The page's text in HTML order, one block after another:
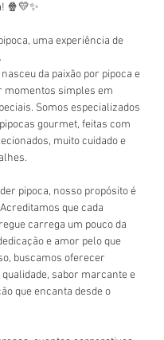
🍿💛✨
uma experiência de
da paixão por pipoca e
simples em
Somos especializados
gourmet, feitas com
muito cuidado e
pipoca, nosso propósito é
que cada
carrega um pouco da
e amor pelo que
buscamos oferecer
sabor marcante e
que encanta desde o